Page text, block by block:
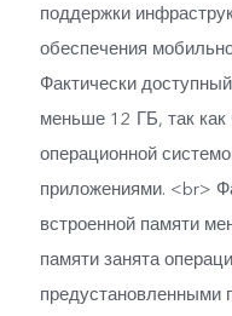
поддержки
обеспечения
Фактически
меньше 12 ГБ, так как
операционной
приложениями. <br>
встроенной памяти
памяти занята
предустановленными